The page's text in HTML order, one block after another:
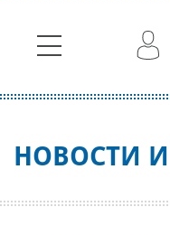
НОВОСТИ